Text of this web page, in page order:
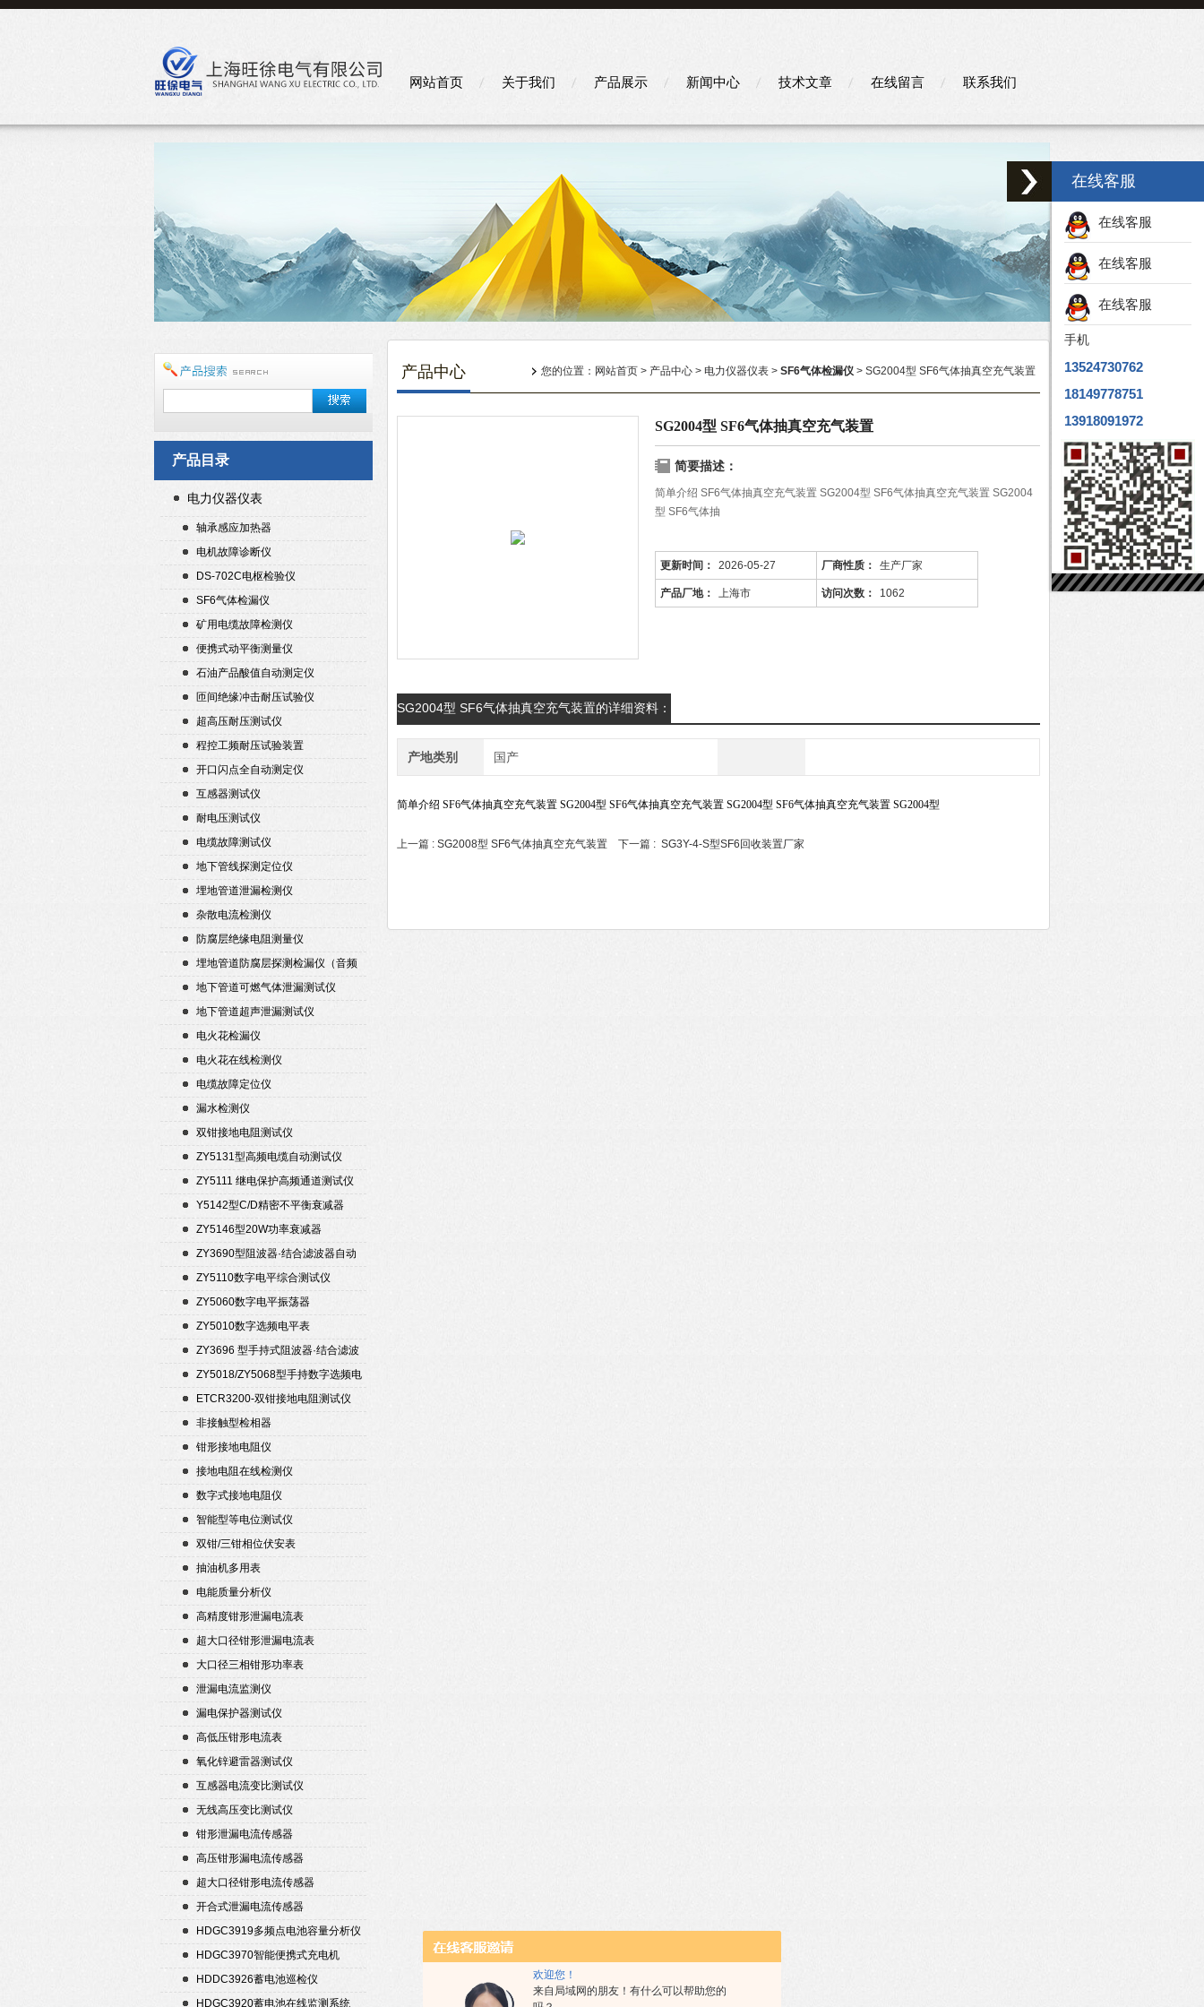
欢迎您！
来自局域网的朋友！有什么可以帮助您的
网站首页 关于我们 产品展示 新闻中心 技术文章 在线留言 联系我们
产品目录
电力仪器仪表
轴承感应加热器
电机故障诊断仪
DS-702C电枢检验仪
SF6气体检漏仪
矿用电缆故障检测仪
便携式动平衡测量仪
石油产品酸值自动测定仪
匝间绝缘冲击耐压试验仪
超高压耐压测试仪
程控工频耐压试验装置
开口闪点全自动测定仪
互感器测试仪
耐电压测试仪
电缆故障测试仪
地下管线探测定位仪
埋地管道泄漏检测仪
杂散电流检测仪
防腐层绝缘电阻测量仪
埋地管道防腐层探测检漏仪（音频
检漏仪）
地下管道可燃气体泄漏测试仪
地下管道超声泄漏测试仪
电火花检漏仪
电火花在线检测仪
电缆故障定位仪
漏水检测仪
双钳接地电阻测试仪
ZY5131型高频电缆自动测试仪
ZY5111 继电保护高频通道测试仪
Y5142型C/D精密不平衡衰减器
（50Ω）
ZY5146型20W功率衰减器
ZY3690型阻波器·结合滤波器自动
测试仪
ZY5110数字电平综合测试仪
ZY5060数字电平振荡器
ZY5010数字选频电平表
ZY3696 型手持式阻波器·结合滤波
器自动测试仪
ZY5018/ZY5068型手持数字选频电
平表/电平振荡器
ETCR3200-双钳接地电阻测试仪
非接触型检相器
钳形接地电阻仪
接地电阻在线检测仪
数字式接地电阻仪
智能型等电位测试仪
双钳/三钳相位伏安表
抽油机多用表
电能质量分析仪
高精度钳形泄漏电流表
超大口径钳形泄漏电流表
大口径三相钳形功率表
泄漏电流监测仪
漏电保护器测试仪
高低压钳形电流表
氧化锌避雷器测试仪
互感器电流变比测试仪
无线高压变比测试仪
钳形泄漏电流传感器
高压钳形漏电流传感器
超大口径钳形电流传感器
开合式泄漏电流传感器
HDGC3919多频点电池容量分析仪
HDGC3970智能便携式充电机
HDDC3926蓄电池巡检仪
HDGC3920蓄电池在线监测系统
产品中心 您的位置： 网站首页 > 产品中心 > 电力仪器仪表 > SF6气体检漏仪 > SG2004型 SF6气体抽真空充气装置
SG2004型 SF6气体抽真空充气装置
简要描述：
简单介绍 SF6气体抽真空充气装置 SG2004型 SF6气体抽真空充气装置 SG2004
型 SF6气体抽
更新时间： 2026-05-27 厂商性质： 生产厂家
产品厂地： 上海市 访问次数： 1062
SG2004型 SF6气体抽真空充气装置的详细资料：
产地类别 国产
简单介绍 SF6气体抽真空充气装置 SG2004型 SF6气体抽真空充气装置 SG2004型 SF6气体抽真空充气装置 SG2004型
上一篇 : SG2008型 SF6气体抽真空充气装置 下一篇 : SG3Y-4-S型SF6回收装置厂家
在线客服
在线客服
在线客服
在线客服
手机
13524730762
18149778751
13918091972